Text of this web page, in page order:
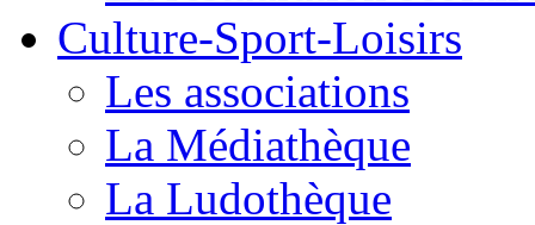
Culture-Sport-Loisirs
Les associations
La Médiathèque
La Ludothèque